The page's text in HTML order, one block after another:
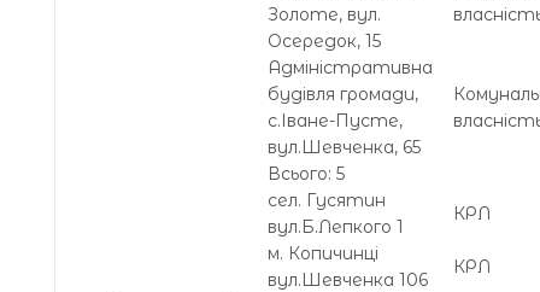
Золоте, вул.
Осередок, 15
Адміністративна
будівля громади,
с.Іване-Пусте,
вул.Шевченка, 65
Всього: 5
сел. Гусятин
вул.Б.Лепкого 1
КРЛ
м. Копичинці
вул.Шевченка 106
КРЛ